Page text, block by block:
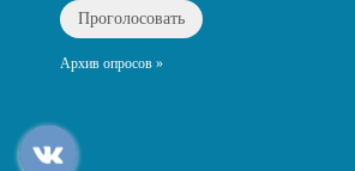
Архив опросов »